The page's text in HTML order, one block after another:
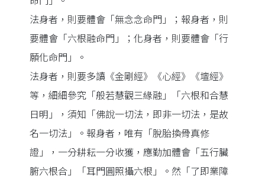
法身者，則要體會「無念念命門」；報身者，則
要體會「六根融命門」；化身者，則要體會「行
願化命門」。
法身者，則要多讀《金剛經》《心經》《壇經》
等，細細參究「般若慧觀三緣融」「六根和合慧
日明」，須知「佛說一切法，即非一切法，是故
名一切法」。報身者，唯有「脫胎換骨真修
證」，一分耕耘一分收獲，應勤加體會「五行臟
腑六根合」「耳門圓照攝六根」。然「了即業障